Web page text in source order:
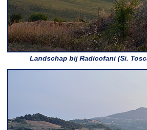
Landschap bij Radicofani (Si.